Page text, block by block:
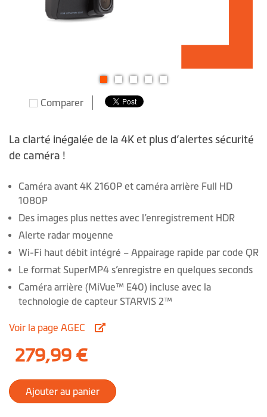
beginning
of
Comparer
La clarté inégalée de la 4K et plus d’alertes sécurité
de caméra !
Caméra avant 4K 2160P et caméra arrière Full HD
1080P
Des images plus nettes avec l’enregistrement HDR
Alerte radar moyenne
Wi-Fi haut débit intégré – Appairage rapide par code QR
Le format SuperMP4 s’enregistre en quelques seconds
Caméra arrière (MiVue™ E40) incluse avec la
technologie de capteur STARVIS 2™
Voir la page AGEC
279,99 €
Ajouter au panier